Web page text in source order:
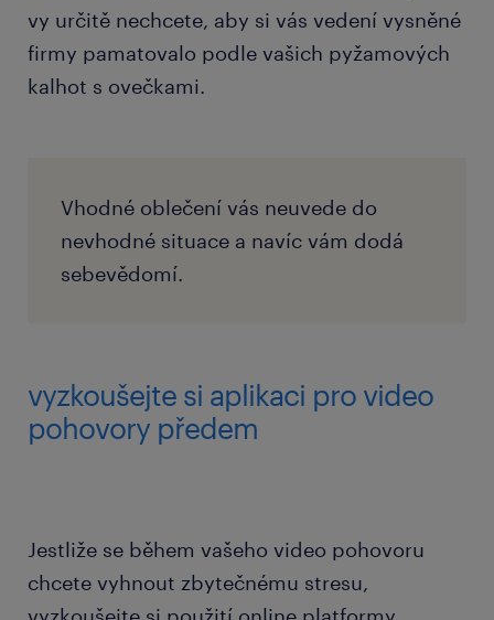
vy určitě nechcete, aby si vás vedení vysněné
firmy pamatovalo podle vašich pyžamových
kalhot s ovečkami.
Vhodné oblečení vás neuvede do
nevhodné situace a navíc vám dodá
sebevědomí.
vyzkoušejte si aplikaci pro video
pohovory předem
Jestliže se během vašeho video pohovoru
chcete vyhnout zbytečnému stresu,